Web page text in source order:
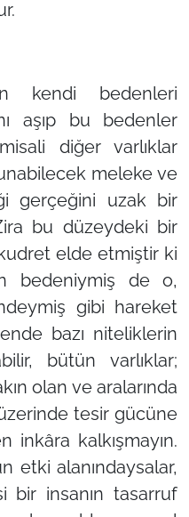
kendi bedenleri
aşıp bu bedenler
diğer varlıklar
meleke ve
gerçeğini uzak bir
bu düzeydeki bir
elde etmiştir ki
bedeniymiş de o,
gibi hareket
bazı niteliklerin
bütün varlıklar;
olan ve aralarında
tesir gücüne
inkâra kalkışmayın.
etki alanındaysalar,
bir insanın tasarruf